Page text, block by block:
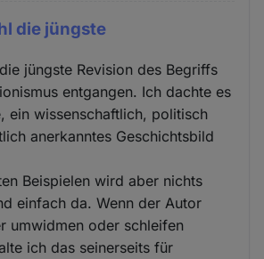
die jüngste
jüngste Revision des Begriffs
entgangen. Ich dachte es
ein wissenschaftlich, politisch
anerkanntes Geschichtsbild
Beispielen wird aber nichts
einfach da. Wenn der Autor
umwidmen oder schleifen
ich das seinerseits für